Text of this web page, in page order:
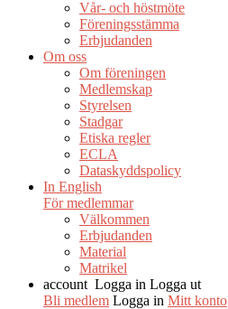
Vår- och höstmöte
Föreningsstämma
Erbjudanden
Om oss
Om föreningen
Medlemskap
Styrelsen
Stadgar
Etiska regler
ECLA
Dataskyddspolicy
In English
För medlemmar
Välkommen
Erbjudanden
Material
Matrikel
account Logga in Logga ut
Bli medlem Logga in Mitt konto